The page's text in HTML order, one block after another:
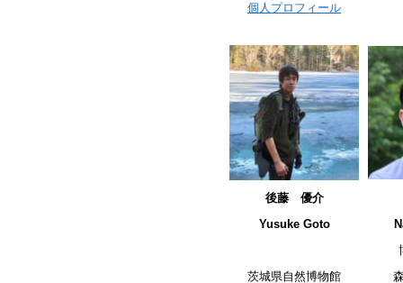
個人プロフィール
後藤 優介
Yusuke Goto
茨城県自然博物館